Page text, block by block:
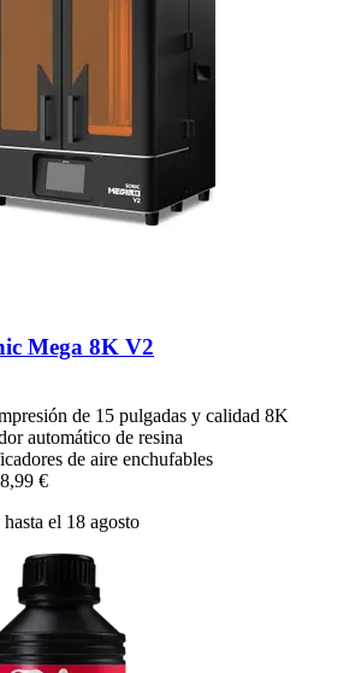
Mega 8K V2
de 15 pulgadas y calidad 8K
automático de resina
de aire enchufables
€
el 18 agosto